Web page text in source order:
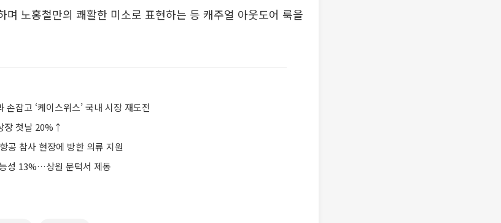
며 노홍철만의 쾌활한 미소로 표현하는 등 캐주얼 아웃도어 룩을
잡고 ‘케이스위스’ 국내 시장 재도전
장 첫날 20%↑
공 참사 현장에 방한 의류 지원
성 13%…상원 문턱서 제동